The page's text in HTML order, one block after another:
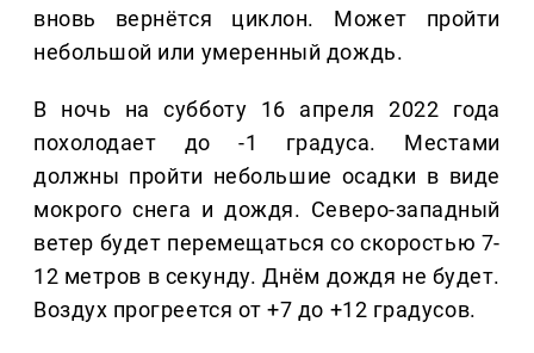
вновь вернётся циклон. Может пройти
небольшой или умеренный дождь.
В ночь на субботу 16 апреля 2022 года
похолодает до -1 градуса. Местами
должны пройти небольшие осадки в виде
мокрого снега и дождя. Северо-западный
ветер будет перемещаться со скоростью 7-
12 метров в секунду. Днём дождя не будет.
Воздух прогреется от +7 до +12 градусов.